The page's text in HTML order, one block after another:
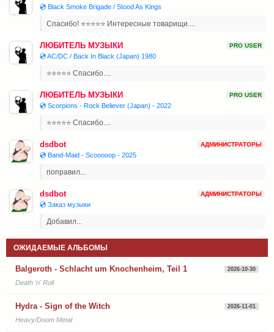
💿 Black Smoke Brigade / Stood As Kings
Спасибо! ⭐⭐⭐⭐⭐ Интересные товарищи....
ЛЮБИТЕЛЬ МУЗЫКИ PRO USER
💿 AC/DC / Back In Black (Japan) 1980
⭐⭐⭐⭐⭐ Спасибо....
ЛЮБИТЕЛЬ МУЗЫКИ PRO USER
💿 Scorpions - Rock Believer (Japan) - 2022
⭐⭐⭐⭐⭐ Спасибо....
dsdbot АДМИНИСТРАТОРЫ
💿 Band-Maid - Scooooop - 2025
поправил...
dsdbot АДМИНИСТРАТОРЫ
💿 Заказ музыки
Добавил...
ОЖИДАЕМЫЕ АЛЬБОМЫ
Balgeroth - Schlacht um Knochenheim, Teil 1 2026-10-30
Death 'n' Roll
Hydra - Sign of the Witch 2026-11-01
Heavy/Doom Metal